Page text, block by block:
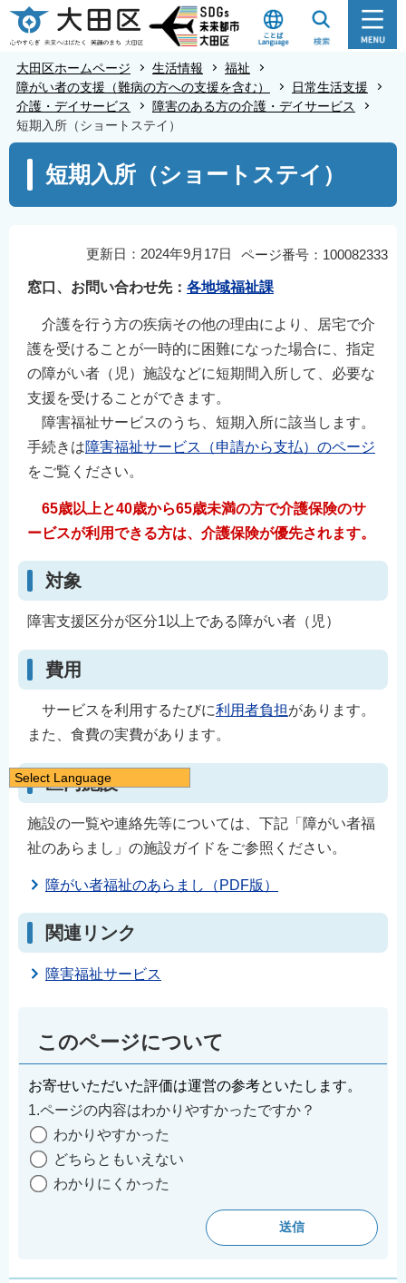
こ
の
で
大田区ホームページ 生活情報
福祉
障がい者の支援（難病の方への支援を含む）
日常生活支援
介護・デイサービス
障害のある方の介護・デイサービス
短期入所（ショートステイ）
こ
短期入所（ショートステイ）
ページ番号：100082333
更新日：2024年9月17日
窓口、お問い合わせ先： 各地域福祉課
介護を行う方の疾病その他の理由により、居宅で介
護を受けることが一時的に困難になった場合に、指定
の障がい者（児）施設などに短期間入所して、必要な
支援を受けることができます。
障害福祉サービスのうち、短期入所に該当します。
手続きは障害福祉サービス（申請から支払）のページ
をご覧ください。
65歳以上と40歳から65歳未満の方で介護保険のサ
ービスが利用できる方は、介護保険が優先されます。
対象
障害支援区分が区分1以上である障がい者（児）
費用
サービスを利用するたびに利用者負担があります。
また、食費の実費があります。
区内施設
施設の一覧や連絡先等については、下記「障がい者福
祉のあらまし」の施設ガイドをご参照ください。
障がい者福祉のあらまし（PDF版）
関連リンク
障害福祉サービス
このページについて
お寄せいただいた評価は運営の参考といたします。
1.ページの内容はわかりやすかったですか？
わかりやすかった
どちらともいえない
わかりにくかった
Select Language
日本語
English
简体中文
繁體中文
한국어
नेपाली
Filipino